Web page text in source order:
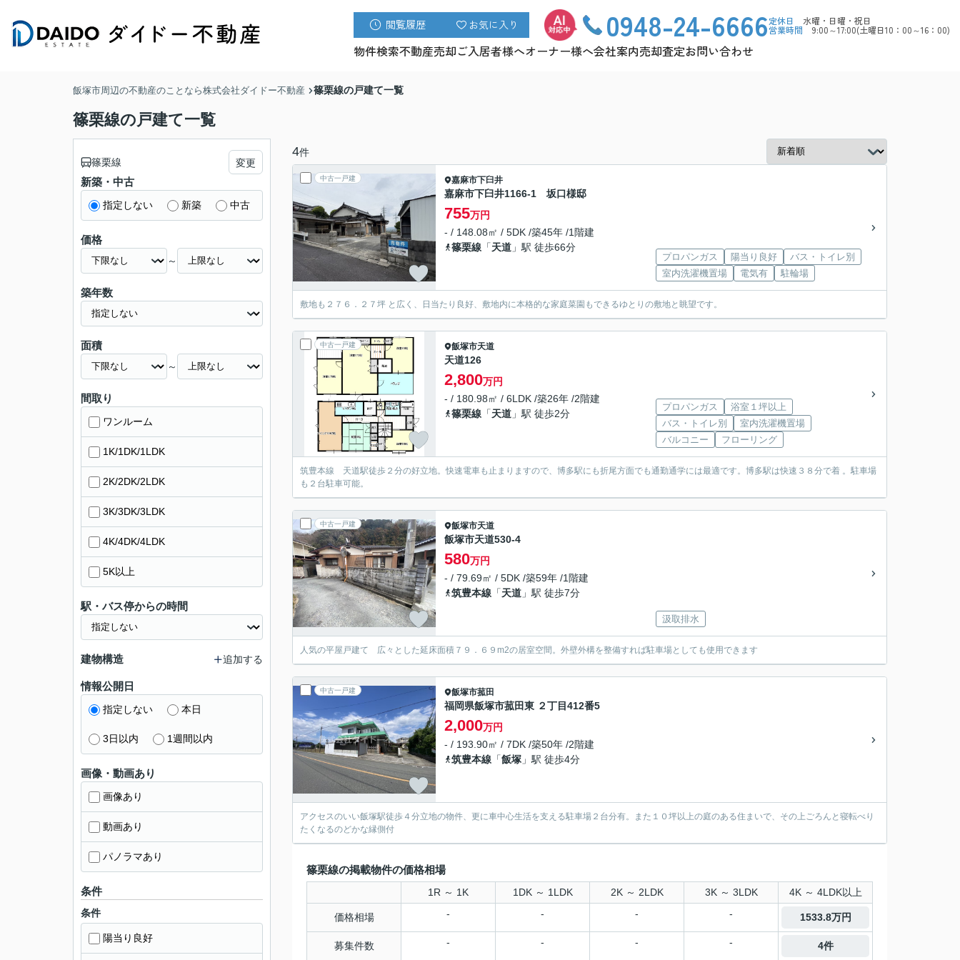
閲覧履歴 お気に入り 0948-24-6666定休日 水曜・日曜・祝日
営業時間 9:00～17:00(土曜日10：00～16：00)
物件検索不動産売却ご入居者様へオーナー様へ会社案内売却査定お問い合わせ
飯塚市周辺の不動産のことなら株式会社ダイドー不動産 篠栗線の戸建て一覧
篠栗線の戸建て一覧
4件
中古一戸建 嘉麻市下臼井
嘉麻市下臼井1166-1 坂口様邸
755万円
- / 148.08㎡ / 5DK /築45年 /1階建
篠栗線 「天道 」駅 徒歩66分
プロパンガス 陽当り良好
バス・トイレ別
室内洗濯機置場
電気有 駐輪場
敷地も２７６．２７坪 と広く、日当たり良好、敷地内に本格的な家庭菜園もできるゆとりの敷地と眺望です。
中古一戸建 飯塚市天道
天道126
2,800万円
- / 180.98㎡ / 6LDK /築26年 /2階建
篠栗線 「天道 」駅 徒歩2分
プロパンガス
浴室１坪以上
バス・トイレ別
室内洗濯機置場
バルコニー
フローリング
筑豊本線 天道駅徒歩２分の好立地。快速電車も止まりますので、博多駅にも折尾方面でも通勤通学には最適です。博多駅は快速３８分で着 。駐車場
も２台駐車可能。
中古一戸建 飯塚市天道
飯塚市天道530-4
580万円
- / 79.69㎡ / 5DK /築59年 /1階建
筑豊本線 「天道 」駅 徒歩7分
汲取排水
人気の平屋戸建て 広々とした延床面積７９．６９m2の居室空間。外壁外構を整備すれば駐車場としても使用できます
中古一戸建 飯塚市菰田
福岡県飯塚市菰田東 ２丁目412番5
2,000万円
- / 193.90㎡ / 7DK /築50年 /2階建
筑豊本線 「飯塚 」駅 徒歩4分
アクセスのいい飯塚駅徒歩４分立地の物件、更に車中心生活を支える駐車場２台分有。また１０坪以上の庭のある住まいで、その上ごろんと寝転べり
たくなるのどかな縁側付
篠栗線の掲載物件の価格相場
1R ～ 1K 1DK ～ 1LDK 2K ～ 2LDK 3K ～ 3LDK 4K ～ 4LDK以上
価格相場 - - - - 1533.8万円
募集件数 - - - - 4件
篠栗線 変更
新築・中古
指定しない 新築 中古
価格
～
築年数
面積
～
間取り
ワンルーム
1K/1DK/1LDK
2K/2DK/2LDK
3K/3DK/3LDK
4K/4DK/4LDK
5K以上
駅・バス停からの時間
建物構造 追加する
情報公開日
指定しない 本日
3日以内 1週間以内
画像・動画あり
画像あり
動画あり
パノラマあり
条件
条件
陽当り良好